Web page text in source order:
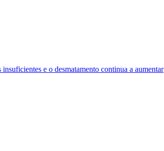
e o desmatamento continua a aumentar